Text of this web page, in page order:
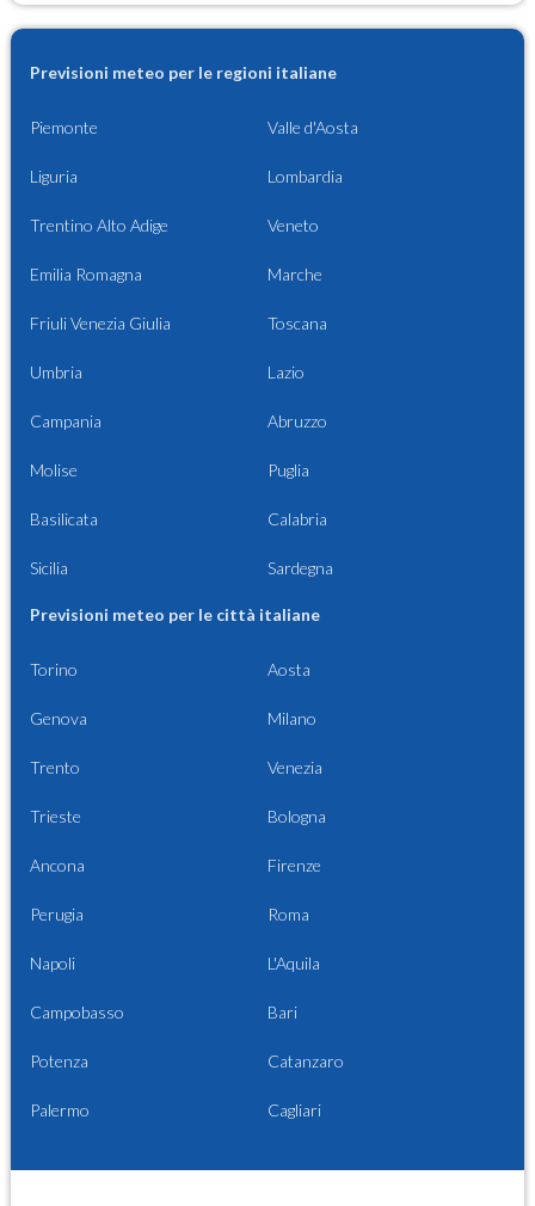
Previsioni meteo per le regioni italiane
Piemonte Valle d'Aosta
Liguria Lombardia
Trentino Alto Adige Veneto
Emilia Romagna Marche
Friuli Venezia Giulia Toscana
Umbria Lazio
Campania Abruzzo
Molise Puglia
Basilicata Calabria
Sicilia Sardegna
Previsioni meteo per le città italiane
Torino Aosta
Genova Milano
Trento Venezia
Trieste Bologna
Ancona Firenze
Perugia Roma
Napoli L'Aquila
Campobasso Bari
Potenza Catanzaro
Palermo Cagliari